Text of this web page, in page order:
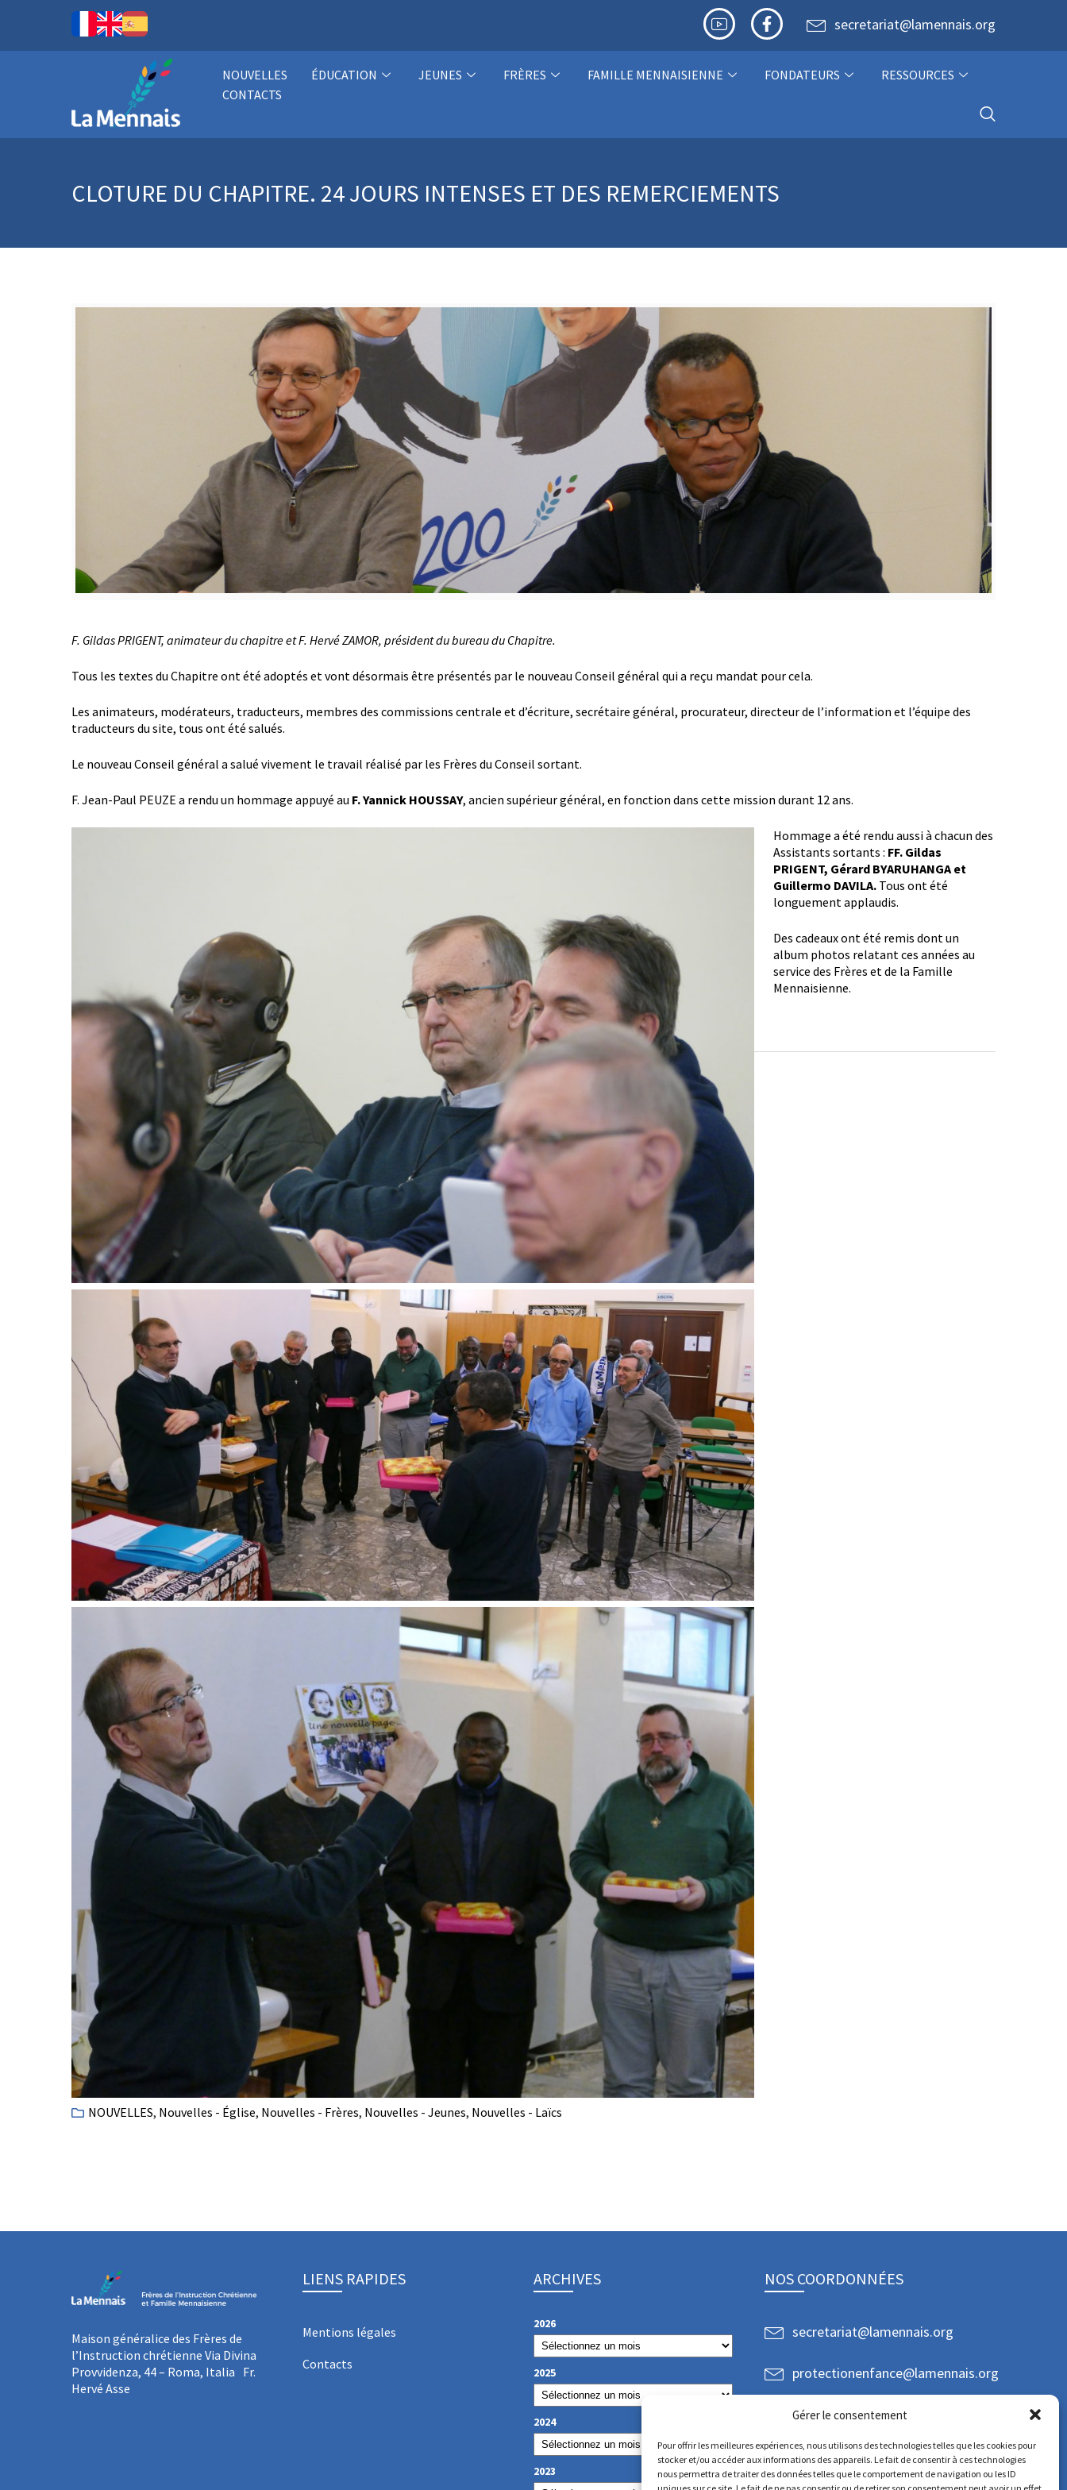
Gérer le consentement
Pour offrir les meilleures expériences, nous utilisons des technologies telles que les cookies pour
stocker et/ou accéder aux informations des appareils. Le fait de consentir à ces technologies
nous permettra de traiter des données telles que le comportement de navigation ou les ID
secretariat@lamennais.org
NOUVELLES ÉDUCATION JEUNES FRÈRES FAMILLE MENNAISIENNE FONDATEURS
RESSOURCES
CONTACTS
CLOTURE DU CHAPITRE. 24 JOURS INTENSES ET DES REMERCIEMENTS
F. Gildas PRIGENT, animateur du chapitre et F. Hervé ZAMOR, président du bureau du Chapitre.
Tous les textes du Chapitre ont été adoptés et vont désormais être présentés par le nouveau Conseil général qui a reçu mandat pour cela.
Les animateurs, modérateurs, traducteurs, membres des commissions centrale et d’écriture, secrétaire général, procurateur, directeur de l’information et l’équipe des
traducteurs du site, tous ont été salués.
Le nouveau Conseil général a salué vivement le travail réalisé par les Frères du Conseil sortant.
F. Jean-Paul PEUZE a rendu un hommage appuyé au F. Yannick HOUSSAY, ancien supérieur général, en fonction dans cette mission durant 12 ans.
Hommage a été rendu aussi à chacun des
Assistants sortants : FF. Gildas
PRIGENT, Gérard BYARUHANGA et
Guillermo DAVILA. Tous ont été
longuement applaudis.
Des cadeaux ont été remis dont un
album photos relatant ces années au
service des Frères et de la Famille
Mennaisienne.
NOUVELLES, Nouvelles - Église, Nouvelles - Frères, Nouvelles - Jeunes, Nouvelles - Laïcs
Maison généralice des Frères de
l’Instruction chrétienne Via Divina
Provvidenza, 44 – Roma, Italia Fr.
Hervé Asse
LIENS RAPIDES
Mentions légales
Contacts
ARCHIVES
2026
2025
2024
2023
NOS COORDONNÉES
secretariat@lamennais.org
protectionenfance@lamennais.org